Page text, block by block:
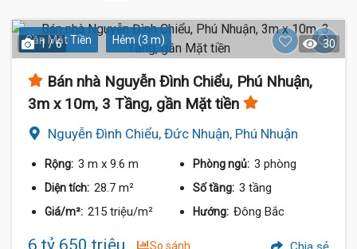
Gần Mặt Tiền Hẻm (3 m)
1 / 6 30
Bán nhà Nguyễn Đình Chiểu, Phú Nhuận,
3m x 10m, 3 Tầng, gần Mặt tiền
Nguyễn Đình Chiểu, Đức Nhuận, Phú Nhuận
Rộng: 3 m x 9.6 m Phòng ngủ: 3 phòng
Diện tích: 28.7 m² Số tầng: 3 tầng
Giá/m²: 215 triệu/m² Hướng: Đông Bắc
6 tỷ 650 triệu So sánh